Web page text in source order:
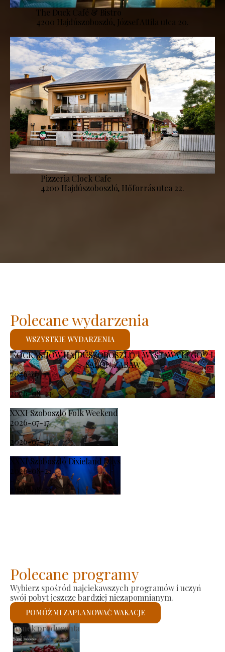
The Duck Café & Bistro
4200 Hajdúszoboszló, József Attila utca 20.
Pizzeria Clock Cafe
4200 Hajdúszoboszló, Hőforrás utca 22.
KOCKASHOW HAJDÚSZOBOSZLÓ – WYSTAWA LEGO® I
SALON ZABAW
2026-07-11
-
2026-08-23
XXXI Szoboszlo Folk Weekend
2026-07-17
-
2026-07-19
XXXI Szoboszló Dixieland Days
2026-08-21
-
2026-08-23
Polecane wydarzenia
WSZYSTKIE WYDARZENIA
Polecane programy
Wybierz spośród najciekawszych programów i uczyń
swój pobyt jeszcze bardziej niezapomnianym.
POMÓŻ MI ZAPLANOWAĆ WAKACJE
Kościół rzymskokatolicki św.
Sprawdzę